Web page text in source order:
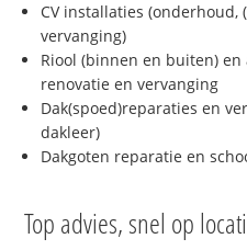
CV installaties (onderhoud,
vervanging)
Riool (binnen en buiten)
renovatie en vervanging
Dak(spoed)reparaties en
dakleer)
Dakgoten reparatie en
Top advies, snel op